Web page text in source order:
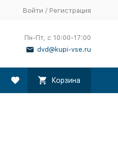
Войти / Регистрация
Пн-Пт, с 10:00-17:00
dvd@kupi-vse.ru
Корзина